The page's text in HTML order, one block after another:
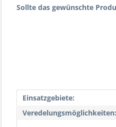
Sollte das gewünschte
Einsatzgebiete:
Veredelungsmöglichkeiten: